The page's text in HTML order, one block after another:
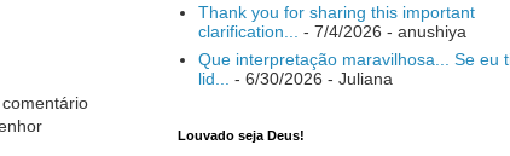
Thank you for sharing this important
clarification...
- 7/4/2026 - anushiya
Que interpretação maravilhosa... Se eu
lid...
- 6/30/2026 - Juliana
Louvado seja Deus!